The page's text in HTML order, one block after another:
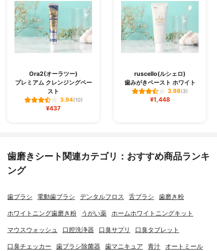
Ora2(オーラツー)
プレミアム クレンジングペー
スト
3.94(10)
¥437
ruscello(ルシェロ)
歯みがきペースト ホワイト
3.98(3)
¥1,448
歯磨きシート関連カテゴリ：おすすめ商品ランキ
ング
歯ブラシ 電動歯ブラシ デンタルフロス 舌ブラシ 歯磨き粉
ホワイトニング歯磨き粉 うがい薬 ホームホワイトニングキット
マウスウォッシュ 口腔洗浄器 口臭サプリ 口臭タブレット
口臭チェッカー 歯ブラシ除菌器 歯マニキュア 青汁 オートミール